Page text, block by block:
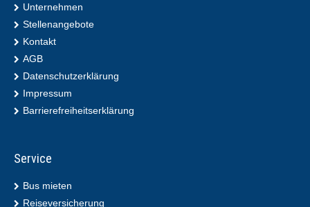
Unternehmen
Stellenangebote
Kontakt
AGB
Datenschutzerklärung
Impressum
Barrierefreiheitserklärung
Service
Bus mieten
Reiseversicherung